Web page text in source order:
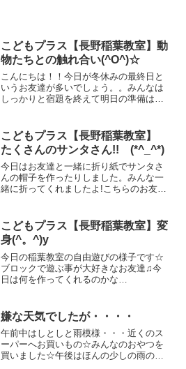
こどもプラス【長野稲葉教室】動
物たちとの触れ合い(^O^)☆
こんにちは！！今日が冬休みの最終日と
いうお友達が多いでしょう。。みんなは
しっかりと宿題を終えて明日の準備はで
した☆さぁ、お休み最終日はお友達の
「動物に触れたい！...
こどもプラス【長野稲葉教室】
たくさんのサンタさん!! (*^_^*)
今日はお友達と一緒に折り紙でサンタさ
んの帽子を作ったりしました。みんな一
緒に折ってくれましたよ!こちらのお友達
ね!!』と言いながら、ペンで顔を書いてく
れました。ヽ(^。^...
こどもプラス【長野稲葉教室】変
身(^。^)y
今日の稲葉教室の自由遊びの様子です☆
ブロックで遊ぶ事が大好きなお友達♫今
日は何を作ってくれるのかな
ッ！！」カッコイイ鉄砲ができましたね
☆次は・・・・ブロックを重ねて頭にの
せ...
嫌な天気でしたが・・・・
午前中はしとしと雨模様・・・近くのス
ーパーへお買いもの☆みんなのおやつを
買いました☆午後はほんの少しの雨の切